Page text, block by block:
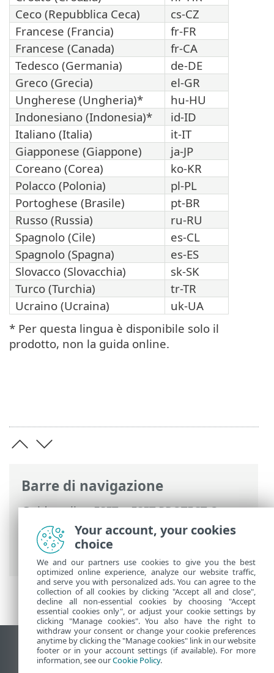
Barre di navigazione
Guida online ESET>ESET PROTECT On-
Prem> Specifiche> Browser Web
supportati, prodotti di protezione ESET e
lingue
Ceco (Repubblica Ceca)
cs-CZ
Francese (Francia)
fr-FR
Francese (Canada)
fr-CA
Tedesco (Germania)
de-DE
Greco (Grecia)
el-GR
Ungherese (Ungheria)*
hu-HU
Indonesiano (Indonesia)*
id-ID
Italiano (Italia)
it-IT
Giapponese (Giappone)
ja-JP
Coreano (Corea)
ko-KR
Polacco (Polonia)
pl-PL
Portoghese (Brasile)
pt-BR
Russo (Russia)
ru-RU
Spagnolo (Cile)
es-CL
Spagnolo (Spagna)
es-ES
Slovacco (Slovacchia)
sk-SK
Turco (Turchia)
tr-TR
Ucraino (Ucraina)
uk-UA
* Per questa lingua è disponibile solo il
prodotto, non la guida online.
Visualizza sito desktop
End of Life
Your account, your cookies
choice
We and our partners use cookies to give you the best
optimized online experience, analyze our website traffic,
and serve you with personalized ads. You can agree to the
collection of all cookies by clicking "Accept all and close",
decline all non-essential cookies by choosing "Accept
essential cookies only", or adjust your cookie settings by
clicking "Manage cookies". You also have the right to
withdraw your consent or change your cookie preferences
anytime by clicking the "Manage cookies" link in our website
footer or in your account settings (if available). For more
information, see ourCookie Policy.